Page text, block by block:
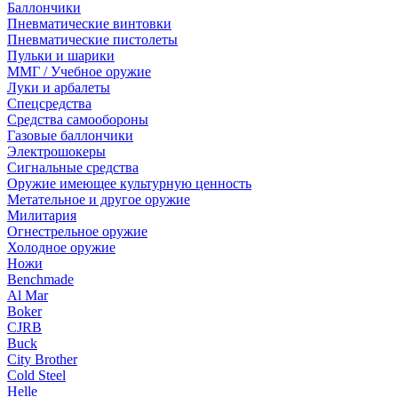
Баллончики
Пневматические винтовки
Пневматические пистолеты
Пульки и шарики
ММГ / Учебное оружие
Луки и арбалеты
Спецсредства
Средства самообороны
Газовые баллончики
Электрошокеры
Сигнальные средства
Оружие имеющее культурную ценность
Метательное и другое оружие
Милитария
Огнестрельное оружие
Холодное оружие
Ножи
Benchmade
Al Mar
Boker
CJRB
Buck
City Brother
Cold Steel
Helle